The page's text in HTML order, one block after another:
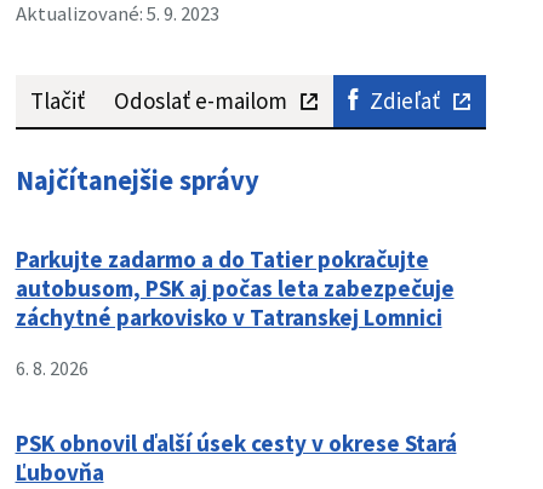
Aktualizované: 5. 9. 2023
Tlačiť Odoslať e-mailom Zdieľať
Najčítanejšie správy
Parkujte zadarmo a do Tatier pokračujte
autobusom, PSK aj počas leta zabezpečuje
záchytné parkovisko v Tatranskej Lomnici
6. 8. 2026
PSK obnovil ďalší úsek cesty v okrese Stará
Ľubovňa